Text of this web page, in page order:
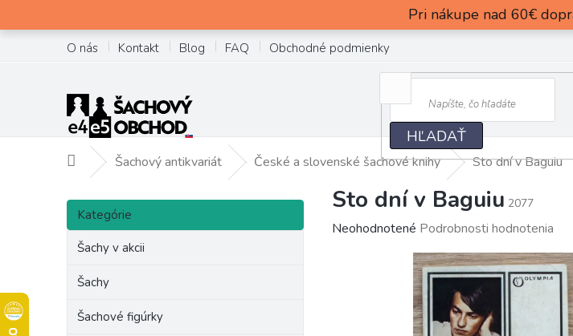
na
Pri nákupe nad 60€
O nás Kontakt Blog FAQ Obchodné podmienky
HĽADAŤ
DomovŠachový antikvariát České a slovenské šachové knihy Sto dní v Baguiu
B
č
Preskočiť
kategórie
Kategórie
Šachy v akcii
Šachy
Šachové figúrky
Sto dní v Baguiu 2077
Priemerné
Neohodnotené Podrobnosti hodnotenia